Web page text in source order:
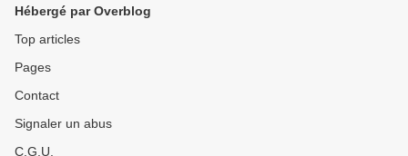
Hébergé par Overblog
Top articles
Pages
Contact
Signaler un abus
C.G.U.